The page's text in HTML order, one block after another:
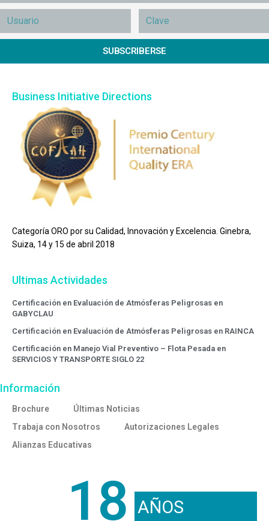
SUBSCRIBERSE
Business Initiative Directions
Categoría ORO por su Calidad, Innovación y Excelencia. Ginebra,
Suiza, 14 y 15 de abril 2018
Ultimas Actividades
Certificación en Evaluación de Atmósferas Peligrosas en
GABYCLAU
Certificación en Evaluación de Atmósferas Peligrosas en RAINCA
Certificación en Manejo Vial Preventivo – Flota Pesada en
SERVICIOS Y TRANSPORTE SIGLO 22
Información
Brochure
Últimas Noticias
Trabaja con Nosotros
Autorizaciones Legales
Alianzas Educativas
18 AÑOS